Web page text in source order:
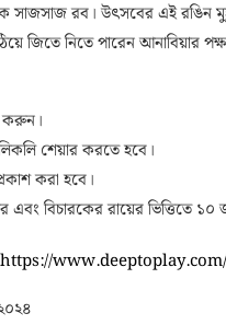
সাজসাজ রব। উৎসবের এই রঙিন
জিতে নিতে পারেন আনাবিয়ার
করুন।
শেয়ার করতে হবে।
করা হবে।
বিচারকের রায়ের ভিত্তিতে ১০
https://